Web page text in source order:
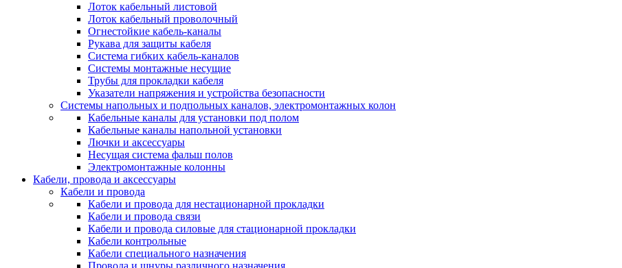
Лоток кабельный листовой
Лоток кабельный проволочный
Огнестойкие кабель-каналы
Рукава для защиты кабеля
Система гибких кабель-каналов
Системы монтажные несущие
Трубы для прокладки кабеля
Указатели напряжения и устройства безопасности
Системы напольных и подпольных каналов, электромонтажных колон
Кабельные каналы для установки под полом
Кабельные каналы напольной установки
Лючки и аксессуары
Несущая система фальш полов
Электромонтажные колонны
Кабели, провода и аксессуары
Кабели и провода
Кабели и провода для нестационарной прокладки
Кабели и провода связи
Кабели и провода силовые для стационарной прокладки
Кабели контрольные
Кабели специального назначения
Провода и шнуры различного назначения